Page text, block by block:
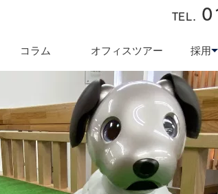
テレワーク導入支援 オフィス
コラム オフィスツアー 採用
採用
TEL.